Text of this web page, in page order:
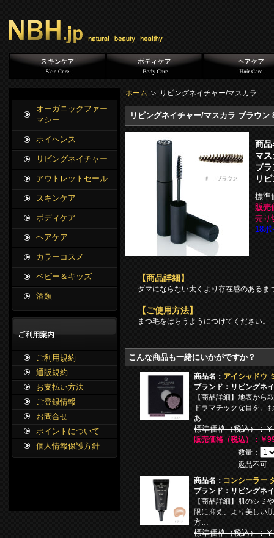
ホーム リビングネイチャー/マスカラ …
リビングネイチャー/マスカラ ブラウン
商品
マ
ブ
リ
標準
販売
売り
18ポ
【商品詳細】
ダマにならない太くより存在感のあるま
【ご使用方法】
まつ毛をはらうようにつけてください。
こんな商品も一緒にいかがですか？
商品名： アイシャドウ
ブランド：リビングネ
【商品詳細】地表から
ドラマチックな目を。
あ…
標準価格（税込）：
販売価格（税込）：￥
数量：
返品不可
商品名： コンシーラー
ブランド：リビングネ
【商品詳細】肌のシミ
限に抑え、より美しい
方…
標準価格（税込）：
オーガニックファー
マシー
ホイヘンス
リビングネイチャー
アウトレットセール
スキンケア
ボディケア
ヘアケア
カラーコスメ
ベビー＆キッズ
酒類
ご利用規約
通販規約
お支払い方法
ご登録情報
お問合せ
ポイントについて
個人情報保護方針